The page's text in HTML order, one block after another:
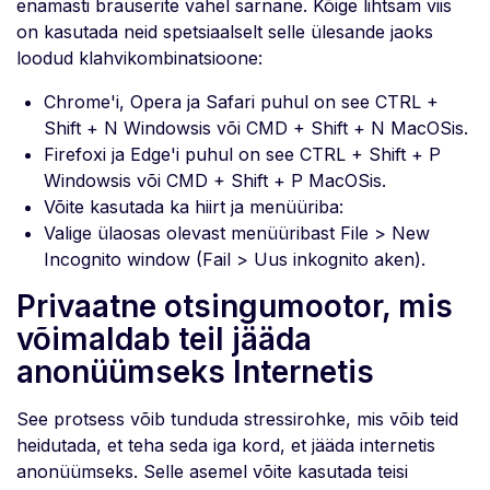
enamasti brauserite vahel sarnane. Kõige lihtsam viis
on kasutada neid spetsiaalselt selle ülesande jaoks
loodud klahvikombinatsioone:
Chrome'i, Opera ja Safari puhul on see CTRL +
Shift + N Windowsis või CMD + Shift + N MacOSis.
Firefoxi ja Edge'i puhul on see CTRL + Shift + P
Windowsis või CMD + Shift + P MacOSis.
Võite kasutada ka hiirt ja menüüriba:
Valige ülaosas olevast menüüribast File > New
Incognito window (Fail > Uus inkognito aken).
Privaatne otsingumootor, mis
võimaldab teil jääda
anonüümseks Internetis
See protsess võib tunduda stressirohke, mis võib teid
heidutada, et teha seda iga kord, et jääda internetis
anonüümseks. Selle asemel võite kasutada teisi